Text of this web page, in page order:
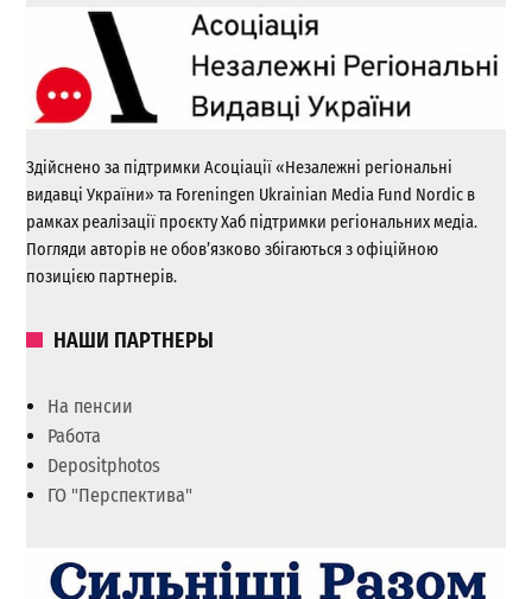
Здійснено за підтримки Асоціації «Незалежні регіональні
видавці України» та Foreningen Ukrainian Media Fund Nordic в
рамках реалізації проєкту Хаб підтримки регіональних медіа.
Погляди авторів не обов’язково збігаються з офіційною
позицією партнерів.
НАШИ ПАРТНЕРЫ
На пенсии
Работа
Depositphotos
ГО "Перспектива"